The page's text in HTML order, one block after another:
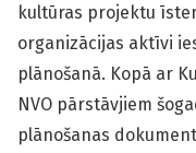
kultūras projektu
organizācijas aktīvi
plānošanā. Kopā ar
NVO pārstāvjiem
plānošanas